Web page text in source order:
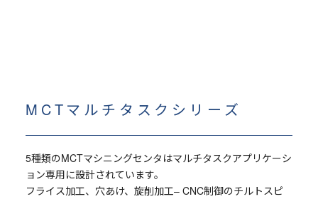
MCTマルチタスクシリーズ
5種類のMCTマシニングセンタはマルチタスクアプリケーシ
ョン専用に設計されています。
フライス加工、穴あけ、旋削加工– CNC制御のチルトスピ